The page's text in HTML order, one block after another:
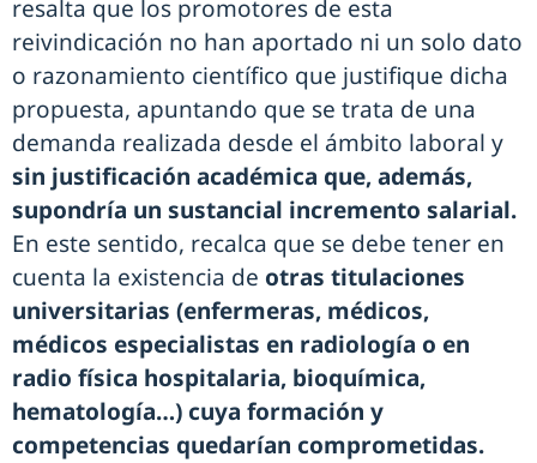
resalta que los promotores de esta
reivindicación no han aportado ni un solo dato
o razonamiento científico que justifique dicha
propuesta, apuntando que se trata de una
demanda realizada desde el ámbito laboral y
sin justificación académica que, además,
supondría un sustancial incremento salarial.
En este sentido, recalca que se debe tener en
cuenta la existencia de otras titulaciones
universitarias (enfermeras, médicos,
médicos especialistas en radiología o en
radio física hospitalaria, bioquímica,
hematología…) cuya formación y
competencias quedarían comprometidas.